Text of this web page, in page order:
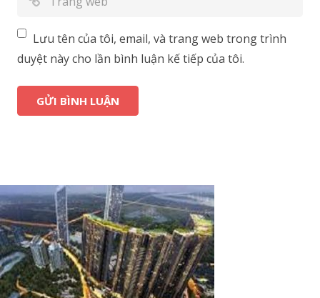
Lưu tên của tôi, email, và trang web trong trình
duyệt này cho lần bình luận kế tiếp của tôi.